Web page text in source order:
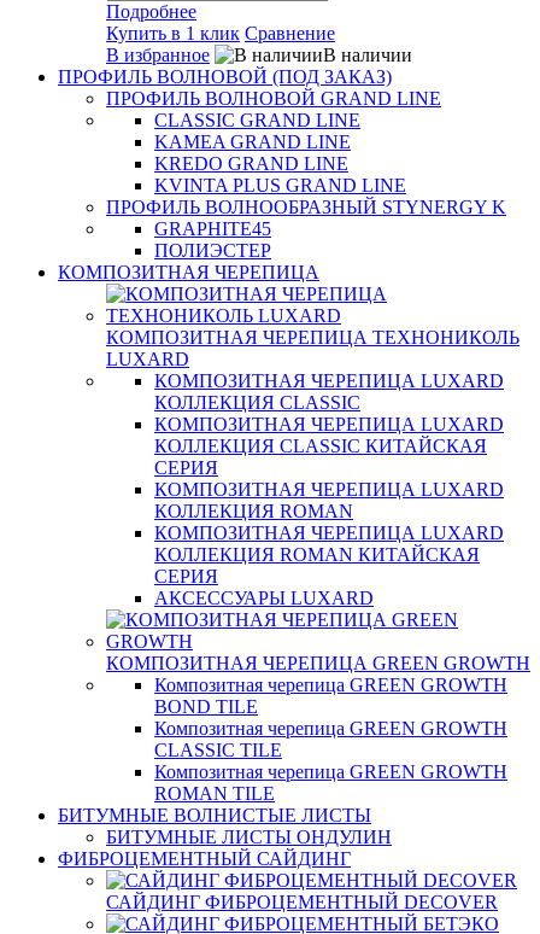
Подробнее
Купить в 1 клик Сравнение
В избранное
В наличии
ПРОФИЛЬ ВОЛНОВОЙ (ПОД ЗАКАЗ)
ПРОФИЛЬ ВОЛНОВОЙ GRAND LINE
CLASSIC GRAND LINE
KAMEA GRAND LINE
KREDO GRAND LINE
KVINTA PLUS GRAND LINE
ПРОФИЛЬ ВОЛНООБРАЗНЫЙ STYNERGY K
GRAPHITE45
ПОЛИЭСТЕР
КОМПОЗИТНАЯ ЧЕРЕПИЦА
КОМПОЗИТНАЯ ЧЕРЕПИЦА ТЕХНОНИКОЛЬ
LUXARD
КОМПОЗИТНАЯ ЧЕРЕПИЦА LUXARD
КОЛЛЕКЦИЯ CLASSIC
КОМПОЗИТНАЯ ЧЕРЕПИЦА LUXARD
КОЛЛЕКЦИЯ CLASSIC КИТАЙСКАЯ
СЕРИЯ
КОМПОЗИТНАЯ ЧЕРЕПИЦА LUXARD
КОЛЛЕКЦИЯ ROMAN
КОМПОЗИТНАЯ ЧЕРЕПИЦА LUXARD
КОЛЛЕКЦИЯ ROMAN КИТАЙСКАЯ
СЕРИЯ
АКСЕССУАРЫ LUXARD
КОМПОЗИТНАЯ ЧЕРЕПИЦА GREEN GROWTH
Композитная черепица GREEN GROWTH
BOND TILE
Композитная черепица GREEN GROWTH
CLASSIC TILE
Композитная черепица GREEN GROWTH
ROMAN TILE
БИТУМНЫЕ ВОЛНИСТЫЕ ЛИСТЫ
БИТУМНЫЕ ЛИСТЫ ОНДУЛИН
ФИБРОЦЕМЕНТНЫЙ САЙДИНГ
САЙДИНГ ФИБРОЦЕМЕНТНЫЙ DECOVER